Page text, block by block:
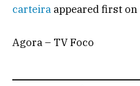
carteira appeared first on
Agora – TV Foco